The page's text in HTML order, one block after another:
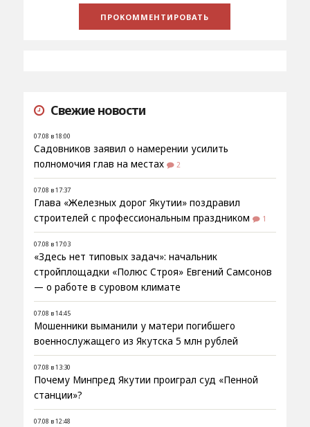
Свежие новости
07.08 в 18:00
Садовников заявил о намерении усилить
полномочия глав на местах
2
07.08 в 17:37
Глава «Железных дорог Якутии» поздравил
строителей с профессиональным праздником
1
07.08 в 17:03
«Здесь нет типовых задач»: начальник
стройплощадки «Полюс Строя» Евгений Самсонов
— о работе в суровом климате
07.08 в 14:45
Мошенники выманили у матери погибшего
военнослужащего из Якутска 5 млн рублей
07.08 в 13:30
Почему Минпред Якутии проиграл суд «Пенной
станции»?
07.08 в 12:48